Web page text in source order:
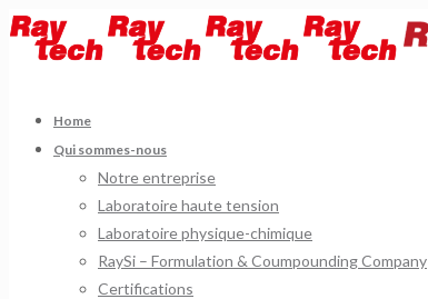
Home
Qui sommes-nous
Notre entreprise
Laboratoire haute tension
Laboratoire physique-chimique
RaySi – Formulation & Coumpounding Company
Certifications